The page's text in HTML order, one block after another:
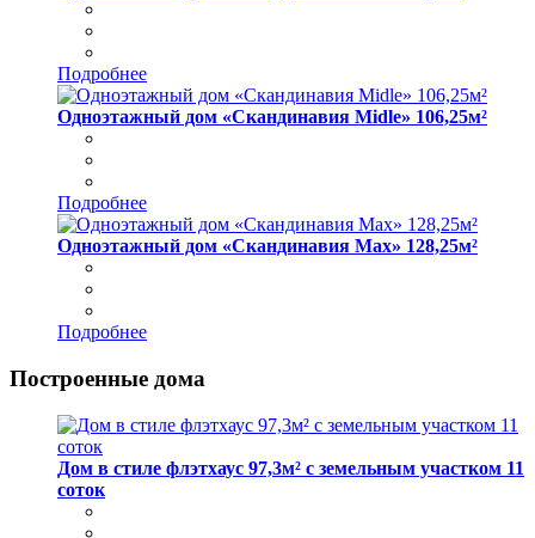
Подробнее
Одноэтажный дом «Скандинавия Midle» 106,25м²
Подробнее
Одноэтажный дом «Скандинавия Max» 128,25м²
Подробнее
Построенные дома
Дом в стиле флэтхаус 97,3м² с земельным участком 11
соток